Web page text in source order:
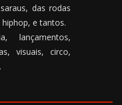
das rodas
e tantos.
lançamentos,
visuais, circo,